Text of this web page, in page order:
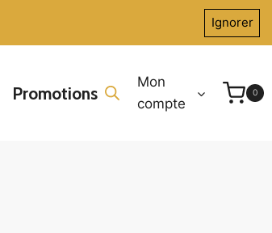
Ignorer
Promotions
Mon
compte
0